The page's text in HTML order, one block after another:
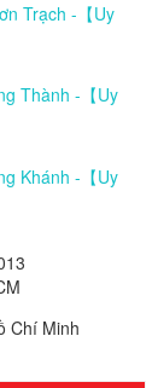
Trạch -【Uy
Thành -【Uy
Khánh -【Uy
Chí Minh